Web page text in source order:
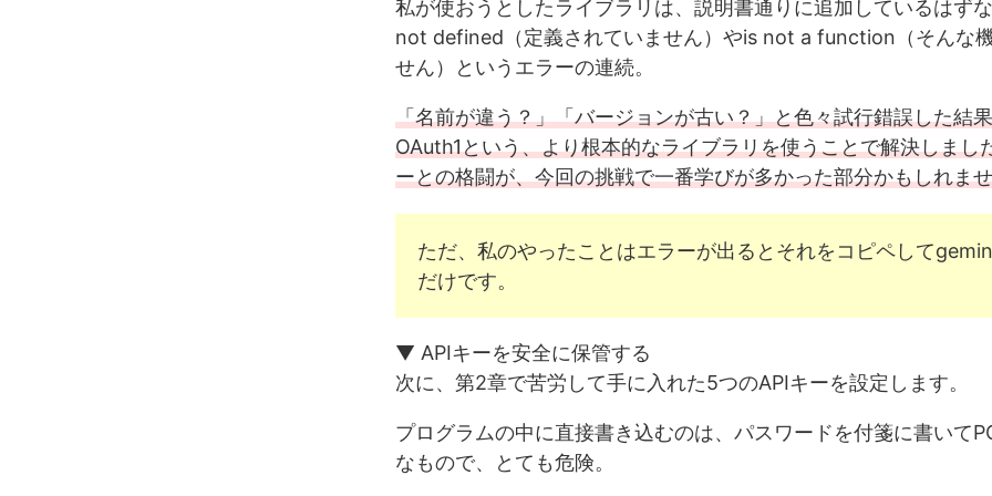
私が使おうとしたライブラリは、説明書通りに追加しているはず
not defined（定義されていません）やis not a function（そんな
せん）というエラーの連続。
「名前が違う？」「バージョンが古い？」と色々試行錯誤した結
OAuth1という、より根本的なライブラリを使うことで解決しまし
ーとの格闘が、今回の挑戦で一番学びが多かった部分かもしれま
ただ、私のやったことはエラーが出るとそれをコピペして
だけです。
▼ APIキーを安全に保管する
次に、第2章で苦労して手に入れた5つのAPIキーを設定します。
プログラムの中に直接書き込むのは、パスワードを付箋に書いて
なもので、とても危険。